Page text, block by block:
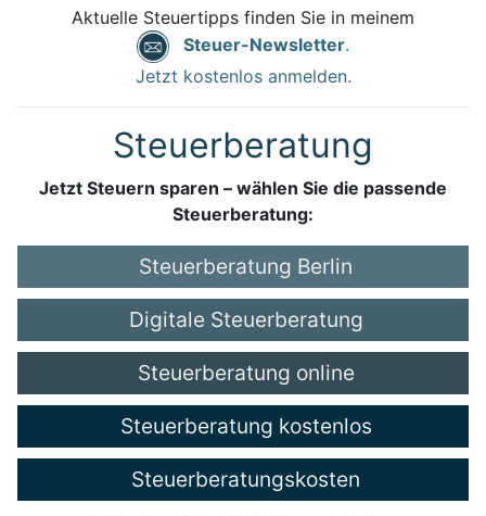
Aktuelle Steuertipps finden Sie in meinem
Steuer-Newsletter.
Jetzt kostenlos anmelden.
Steuerberatung
Jetzt Steuern sparen – wählen Sie die passende
Steuerberatung:
Steuerberatung Berlin
Digitale Steuerberatung
Steuerberatung online
Steuerberatung kostenlos
Steuerberatungskosten